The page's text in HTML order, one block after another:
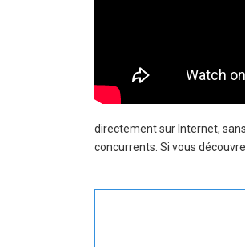
directement sur Internet,
concurrents. Si vous